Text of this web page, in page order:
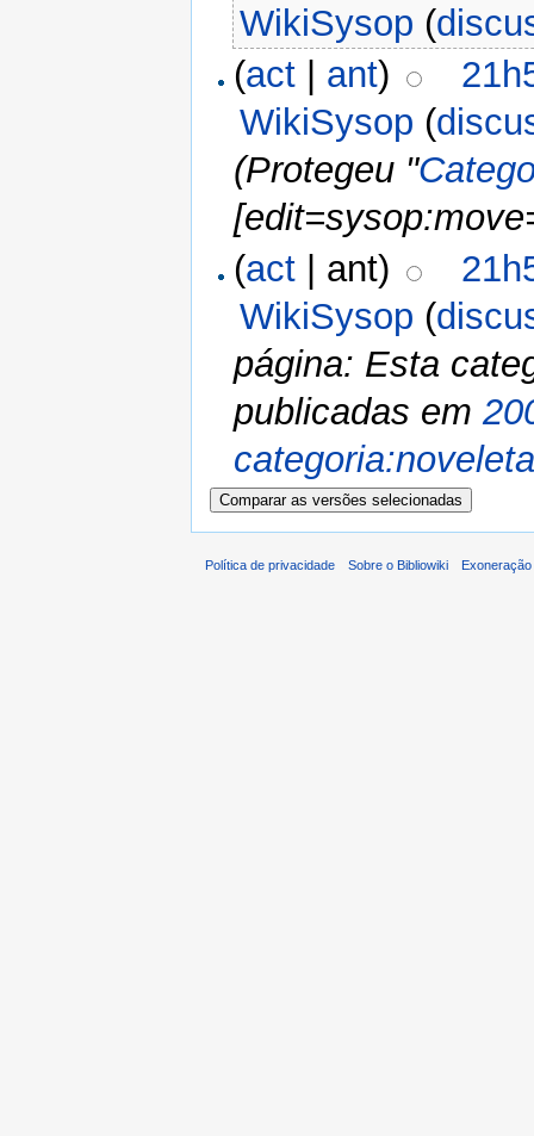
WikiSysop (
(act ant)
WikiSysop (
(Protegeu "
(act | ant)
WikiSysop (
página: Esta
publicadas em
Política de privacidade Sobre o Bibliowiki